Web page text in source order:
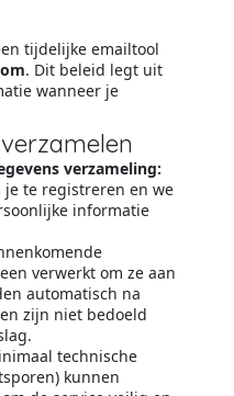
tijdelijke emailtool
. Dit beleid legt uit
wanneer je
verzameling:
te registreren en we
informatie
verwerkt om ze aan
automatisch na
zijn niet bedoeld
technische
kunnen